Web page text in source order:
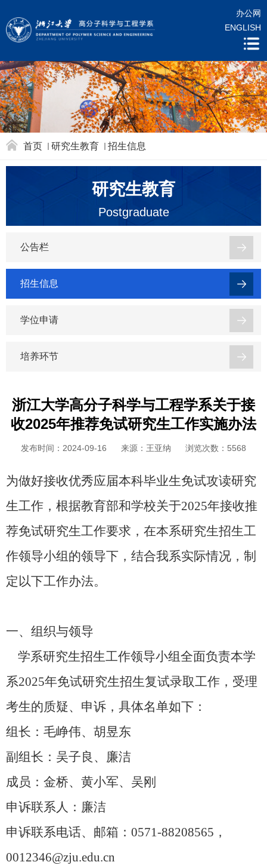
办公网
ENGLISH
首页 研究生教育 招生信息
研究生教育
Postgraduate
公告栏
招生信息
学位申请
培养环节
浙江大学高分子科学与工程学系关于接
收2025年推荐免试研究生工作实施办法
发布时间：2024-09-16 来源：王亚纳 浏览次数： 5568
为做好接收优秀应届本科毕业生免试攻读研究
生工作，根据教育部和学校关于2025年接收推
荐免试研究生工作要求，在本系研究生招生工
作领导小组的领导下，结合我系实际情况，制
定以下工作办法。
一、组织与领导
学系研究生招生工作领导小组全面负责本学
系2025年免试研究生招生复试录取工作，受理
考生的质疑、申诉，具体名单如下：
组长：毛峥伟、胡昱东
副组长：吴子良、廉洁
成员：金桥、黄小军、吴刚
申诉联系人：廉洁
申诉联系电话、 邮箱 ： 0571-88208565 ，
0012346@zju.edu.cn